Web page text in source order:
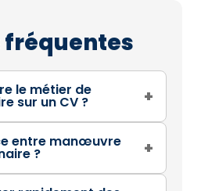
fréquentes
le métier de
sur un CV ? +
entre manœuvre
? +